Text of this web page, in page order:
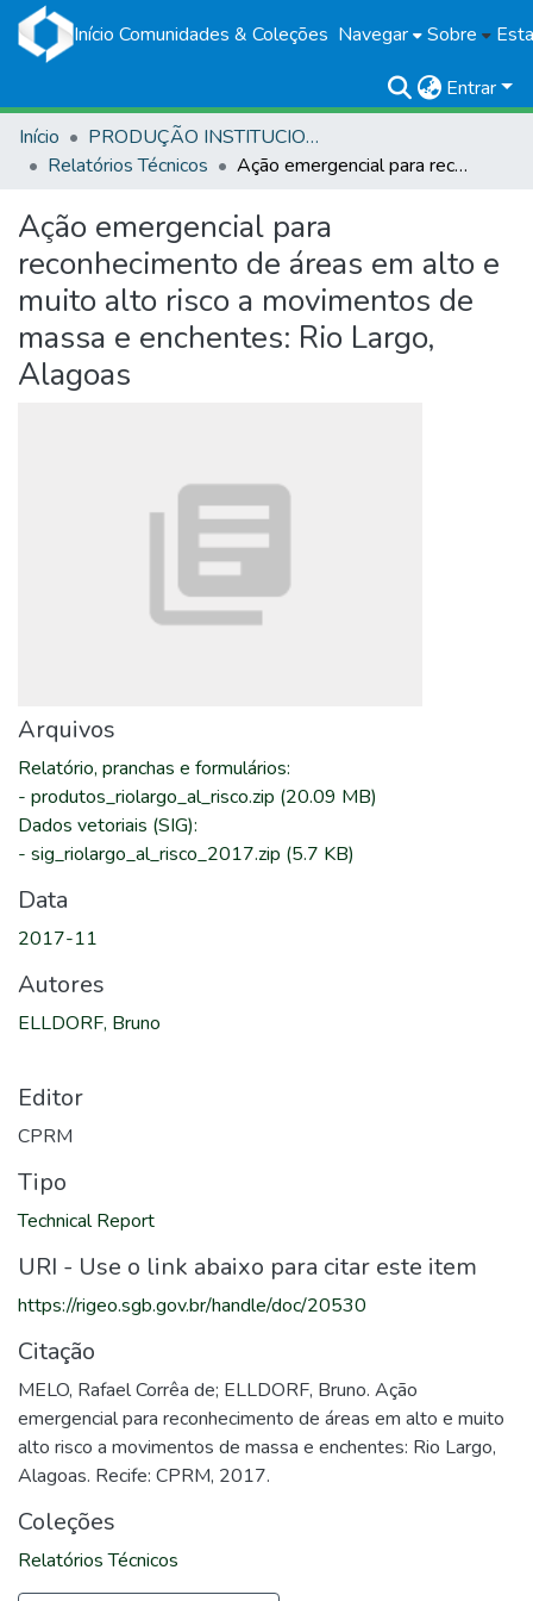
Início Comunidades & Coleções Navegar Sobre
Entrar
Início
PRODUÇÃO INSTITUCIONAL
Relatórios Técnicos
Ação emergencial para reconhecimento de áreas em alto e muito alto risco a movimentos de massa e enchentes: Rio Largo, Alagoas
Ação emergencial para
reconhecimento de áreas em alto e
muito alto risco a movimentos de
massa e enchentes: Rio Largo,
Alagoas
Arquivos
Relatório, pranchas e formulários:
- produtos_riolargo_al_risco.zip (20.09 MB)
Dados vetoriais (SIG):
- sig_riolargo_al_risco_2017.zip (5.7 KB)
Data
2017-11
Autores
ELLDORF, Bruno
Editor
CPRM
Tipo
Technical Report
URI - Use o link abaixo para citar este item
https://rigeo.sgb.gov.br/handle/doc/20530
Citação
MELO, Rafael Corrêa de; ELLDORF, Bruno. Ação
emergencial para reconhecimento de áreas em alto e muito
alto risco a movimentos de massa e enchentes: Rio Largo,
Alagoas. Recife: CPRM, 2017.
Coleções
Relatórios Técnicos